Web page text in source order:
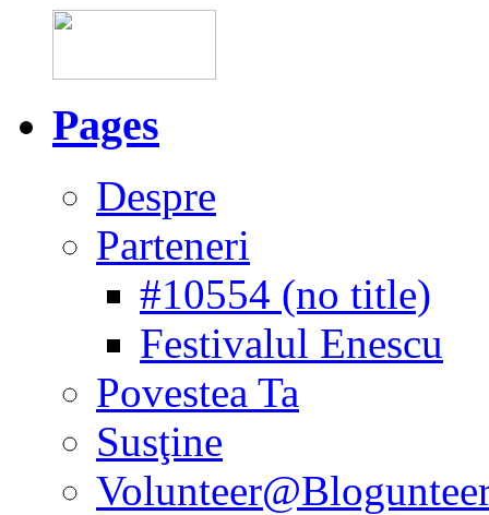
Pages
Despre
Parteneri
#10554 (no title)
Festivalul Enescu
Povestea Ta
Susţine